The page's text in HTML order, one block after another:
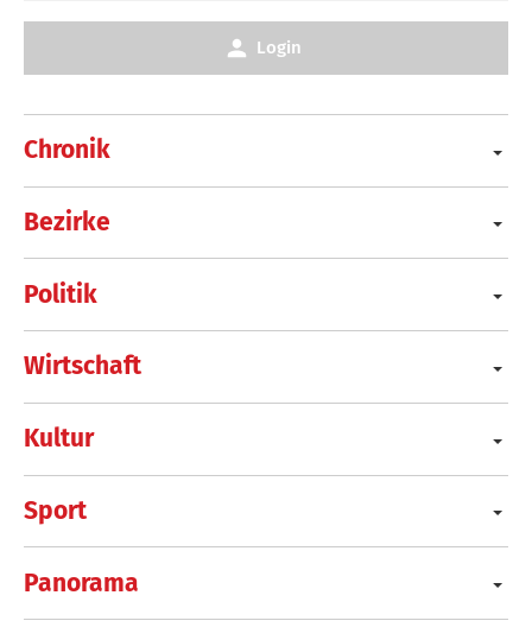
Chronik
Bezirke
Politik
Wirtschaft
Kultur
Sport
Panorama
Login